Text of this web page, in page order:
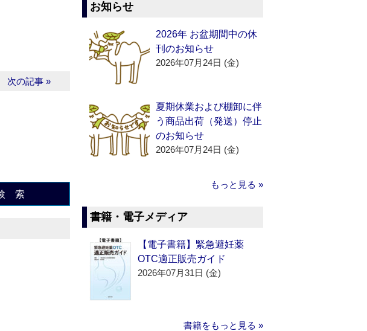
次の記事 »
索
お知らせ
2026年 お盆期間中の休
刊のお知らせ
2026年07月24日 (金)
夏期休業および棚卸に伴
う商品出荷（発送）停止
のお知らせ
2026年07月24日 (金)
もっと見る »
書籍・電子メディア
【電子書籍】緊急避妊薬
OTC適正販売ガイド
2026年07月31日 (金)
書籍をもっと見る »